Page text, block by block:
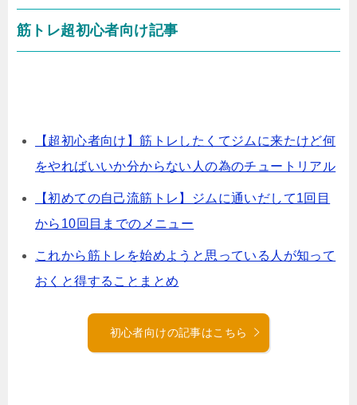
筋トレ超初心者向け記事
【超初心者向け】筋トレしたくてジムに来たけど何
をやればいいか分からない人の為のチュートリアル
【初めての自己流筋トレ】ジムに通いだして1回目
から10回目までのメニュー
これから筋トレを始めようと思っている人が知って
おくと得することまとめ
初心者向けの記事はこちら